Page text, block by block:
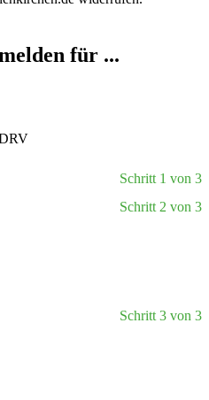
für ...
Schritt 1 von 3
Schritt 2 von 3
Schritt 3 von 3